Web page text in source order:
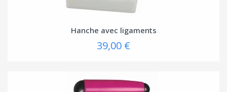
Hanche avec ligaments
39,00 €